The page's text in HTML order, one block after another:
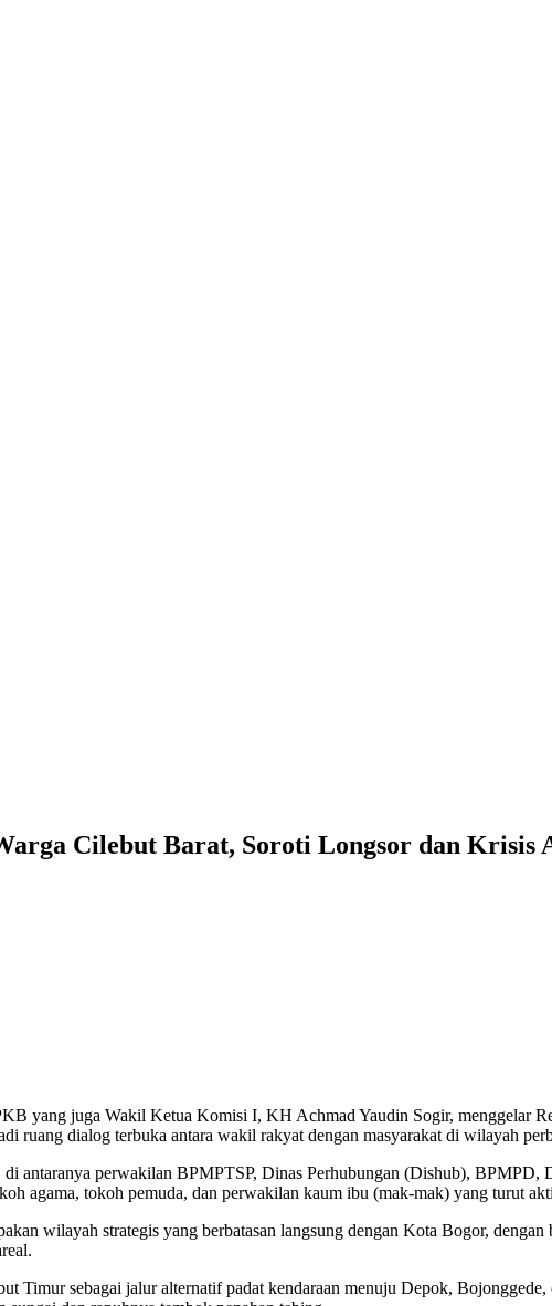
Ibu
Cilebut Barat, Soroti Longsor dan Krisis
yang juga Wakil Ketua Komisi I, KH Achmad Yaudin Sogir, menggelar
ruang dialog terbuka antara wakil rakyat dengan masyarakat di wilayah
di antaranya perwakilan BPMPTSP, Dinas Perhubungan (Dishub),
agama, tokoh pemuda, dan perwakilan kaum ibu (mak-mak) yang turut
wilayah strategis yang berbatasan langsung dengan Kota Bogor, dengan
Timur sebagai jalur alternatif padat kendaraan menuju Depok,